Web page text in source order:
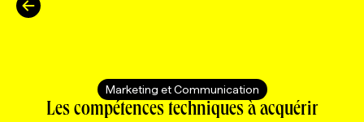
TOUTES LES CATÉGORIES
CHRONIQUES
FORFAITS ABONNEMENT
INFOLETTRES
Marketing et Communication
Les compétences techniques à acquérir